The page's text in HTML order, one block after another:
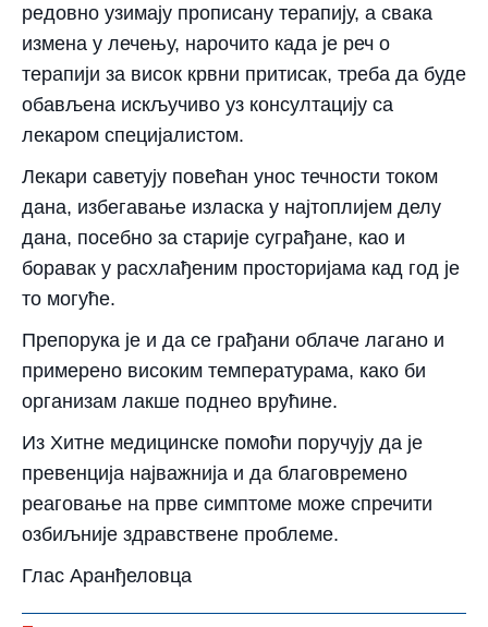
редовно узимају прописану терапију, а свака
измена у лечењу, нарочито када је реч о
терапији за висок крвни притисак, треба да буде
обављена искључиво уз консултацију са
лекаром специјалистом.
Лекари саветују повећан унос течности током
дана, избегавање изласка у најтоплијем делу
дана, посебно за старије суграђане, као и
боравак у расхлађеним просторијама кад год је
то могуће.
Препорука је и да се грађани облаче лагано и
примерено високим температурама, како би
организам лакше поднео врућине.
Из Хитне медицинске помоћи поручују да је
превенција најважнија и да благовремено
реаговање на прве симптоме може спречити
озбиљније здравствене проблеме.
Глас Аранђеловца